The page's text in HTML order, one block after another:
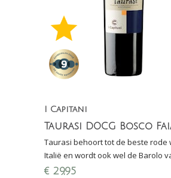
I Capitani
Taurasi DOCG Bosco
Taurasi behoort tot de beste rode
Italië en wordt ook wel de Barolo
genoemd.
€ 29,95